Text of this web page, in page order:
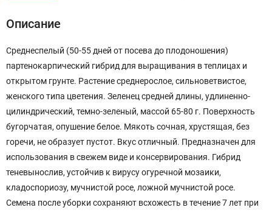
Описание
Среднеспелый (50-55 дней от посева до плодоношения)
партенокарпический гибрид для выращивания в теплицах и
открытом грунте. Растение среднерослое, сильноветвистое,
женского типа цветения. Зеленец средней длины, удлиненно-
цилиндрический, темно-зеленый, массой 65-80 г. Поверхность
бугорчатая, опушение белое. Мякоть сочная, хрустящая, без
горечи, не образует пустот. Вкус отличный. Предназначен для
использования в свежем виде и консервирования. Гибрид
теневынослив, устойчив к вирусу огуречной мозаики,
кладоспориозу, мучнистой росе, ложной мучнистой росе.
Семена после уборки сохраняют всхожесть в течение 7 лет при